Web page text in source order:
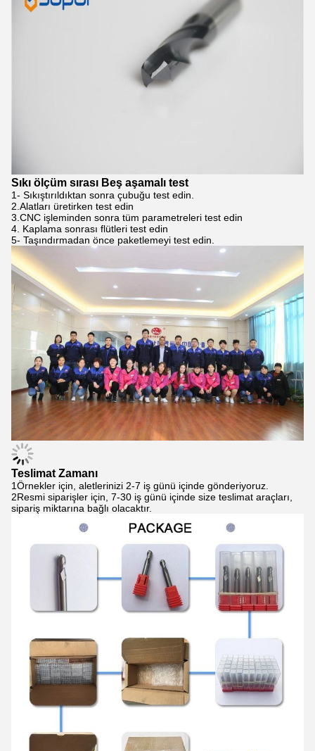
Sıkı ölçüm sırası Beş aşamalı test
1- Sıkıştırıldıktan sonra çubuğu test edin.
2.Alatları üretirken test edin
3.CNC işleminden sonra tüm parametreleri test edin
4. Kaplama sonrası flütleri test edin
5- Taşındırmadan önce paketlemeyi test edin.
Teslimat Zamanı
1Örnekler için, aletlerinizi 2-7 iş günü içinde gönderiyoruz.
2Resmi siparişler için, 7-30 iş günü içinde size teslimat araçları,
sipariş miktarına bağlı olacaktır.